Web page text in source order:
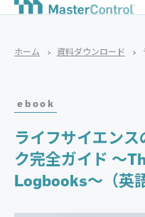
ホーム 資料ダウンロード
ebook
ライフサイエン
ク完全ガイド ～
Logbooks～（英